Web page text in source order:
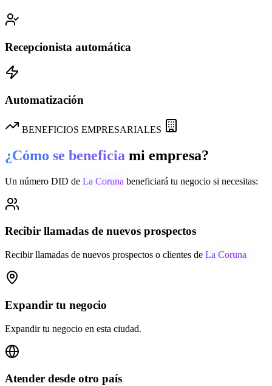
Recepcionista automática
Automatización
BENEFICIOS EMPRESARIALES
¿Cómo se beneficia mi empresa?
Un número DID de La Coruna beneficiará tu negocio si necesitas:
Recibir llamadas de nuevos prospectos
Recibir llamadas de nuevos prospectos o clientes de La Coruna
Expandir tu negocio
Expandir tu negocio en esta ciudad.
Atender desde otro país